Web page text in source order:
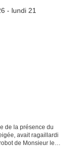
de la présence du
avait ragaillardi
de Monsieur le